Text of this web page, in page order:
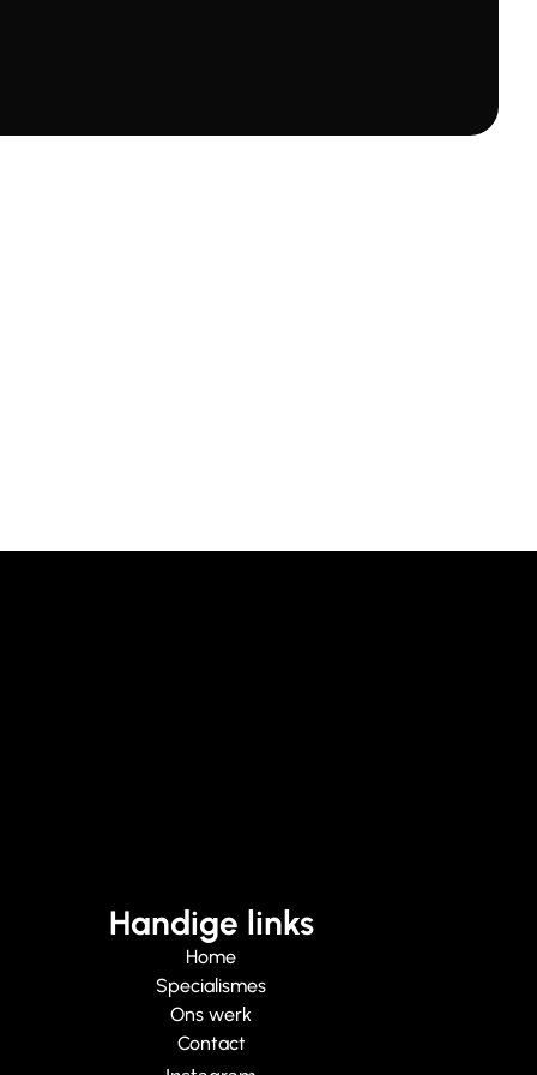
Handige links
Home
Specialismes
Ons werk
Contact